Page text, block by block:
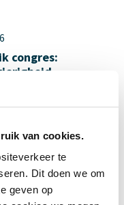
van cookies.
te
Dit doen we om
geven op
congres: